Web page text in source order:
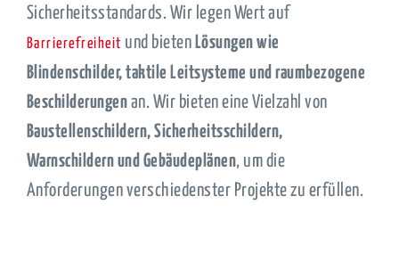
Sicherheitsstandards. Wir legen Wert auf
Barrierefreiheit und bieten Lösungen wie
Blindenschilder, taktile Leitsysteme und raumbezogene
Beschilderungen an. Wir bieten eine Vielzahl von
Baustellenschildern, Sicherheitsschildern,
Warnschildern und Gebäudeplänen, um die
Anforderungen verschiedenster Projekte zu erfüllen.